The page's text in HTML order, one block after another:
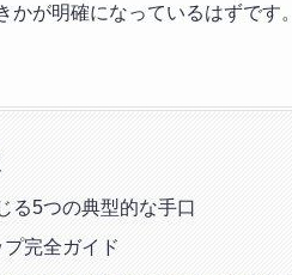
が明確になっているはずです。
る5つの典型的な手口
完全ガイド